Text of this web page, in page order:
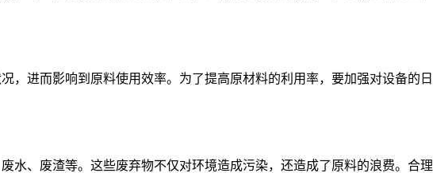
进而影响到原料使用效率。为了提高原材料的利用率，要加强对设备的
、废渣等。这些废弃物不仅对环境造成污染，还造成了原料的浪费。合理